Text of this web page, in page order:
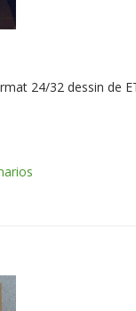
24/32 dessin de